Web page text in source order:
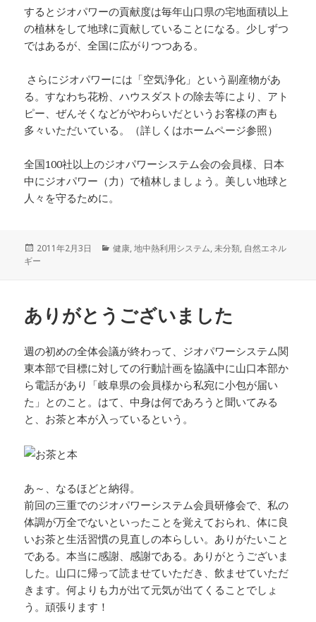
するとジオパワーの貢献度は毎年山口県の宅地面積以上
の植林をして地球に貢献していることになる。少しずつ
ではあるが、全国に広がりつつある。
さらにジオパワーには「空気浄化」という副産物があ
る。すなわち花粉、ハウスダストの除去等により、アト
ピー、ぜんそくなどがやわらいだというお客様の声も
多々いただいている。（詳しくはホームページ参照）
全国100社以上のジオパワーシステム会の会員様、日本
中にジオパワー（力）で植林しましょう。美しい地球と
人々を守るために。
投
稿
2011年2月3日
カ
健康,地中熱利用システム,未分類, 自然エネル
ギー
ありがとうございました
週の初めの全体会議が終わって、ジオパワーシステム関
東本部で目標に対しての行動計画を協議中に山口本部か
ら電話があり「岐阜県の会員様から私宛に小包が届い
た」とのこと。はて、中身は何であろうと聞いてみる
と、お茶と本が入っているという。
あ～、なるほどと納得。
前回の三重でのジオパワーシステム会員研修会で、私の
体調が万全でないといったことを覚えておられ、体に良
いお茶と生活習慣の見直しの本らしい。ありがたいこと
である。本当に感謝、感謝である。ありがとうございま
した。山口に帰って読ませていただき、飲ませていただ
きます。何よりも力が出て元気が出てくることでしょ
う。頑張ります！